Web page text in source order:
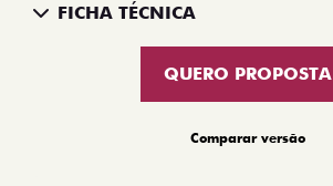
FICHA TÉCNICA
QUERO PROPOSTA
Comparar versão